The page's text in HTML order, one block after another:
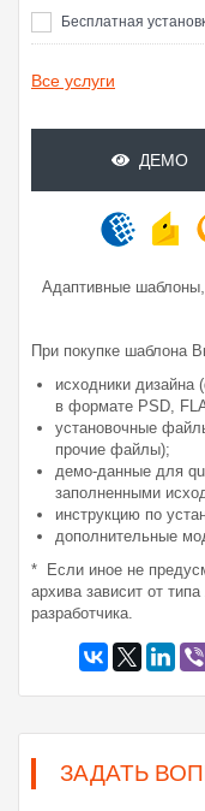
Бесплатная
Все услуги
ДЕМО
Адаптивные шаблоны,
При покупке шаблона
исходники
в формате PSD,
установочные
прочие файлы);
демо-данные для
заполненными
инструкцию по
дополнительные
* Если иное не
архива зависит от
разработчика.
ЗАДАТЬ